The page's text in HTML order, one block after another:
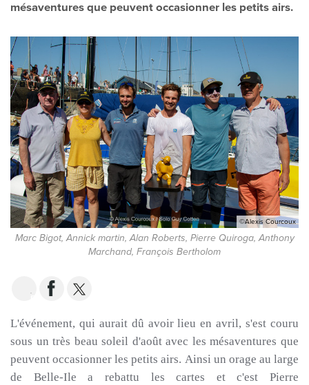
mésaventures que peuvent occasionner les petits airs.
Marc Bigot, Annick martin, Alan Roberts, Pierre Quiroga, Anthony
Marchand, François Bertholom
©Alexis Courcoux
EMAIL
L'événement, qui aurait dû avoir lieu en avril, s'est couru
sous un très beau soleil d'août avec les mésaventures que
peuvent occasionner les petits airs. Ainsi un orage au large
de
Belle-Ile
a rebattu les cartes et c'est Pierre